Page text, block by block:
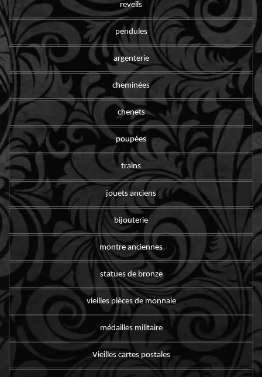
reveils
pendules
argenterie
cheminées
chenets
poupées
trains
jouets anciens
bijouterie
montre anciennes
statues de bronze
vieilles pièces de monnaie
médailles militaire
Vieilles cartes postales